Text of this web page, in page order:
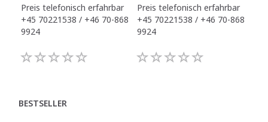
Preis telefonisch erfahrbar
+45 70221538 / +46 70-868
9924
Preis telefonisch erfahrbar
+45 70221538 / +46 70-868
9924
BESTSELLER